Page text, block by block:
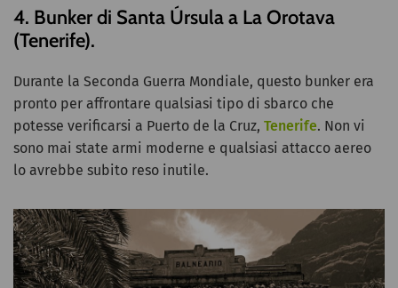
4. Bunker di Santa Úrsula a La Orotava
(Tenerife).
Durante la Seconda Guerra Mondiale, questo bunker era
pronto per affrontare qualsiasi tipo di sbarco che
potesse verificarsi a Puerto de la Cruz, Tenerife. Non vi
sono mai state armi moderne e qualsiasi attacco aereo
lo avrebbe subito reso inutile.